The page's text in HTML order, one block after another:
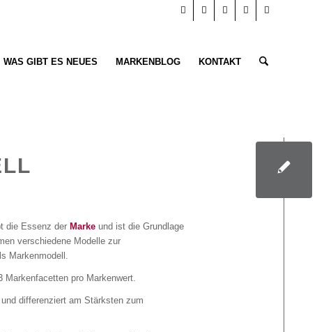
WAS GIBT ES NEUES MARKENBLOG KONTAKT
die Essenz der Markeund ist die Grundlage
verschiedene Modelle zur
Markenmodell.
Markenfacetten pro Markenwert.
differenziert am Stärksten zum